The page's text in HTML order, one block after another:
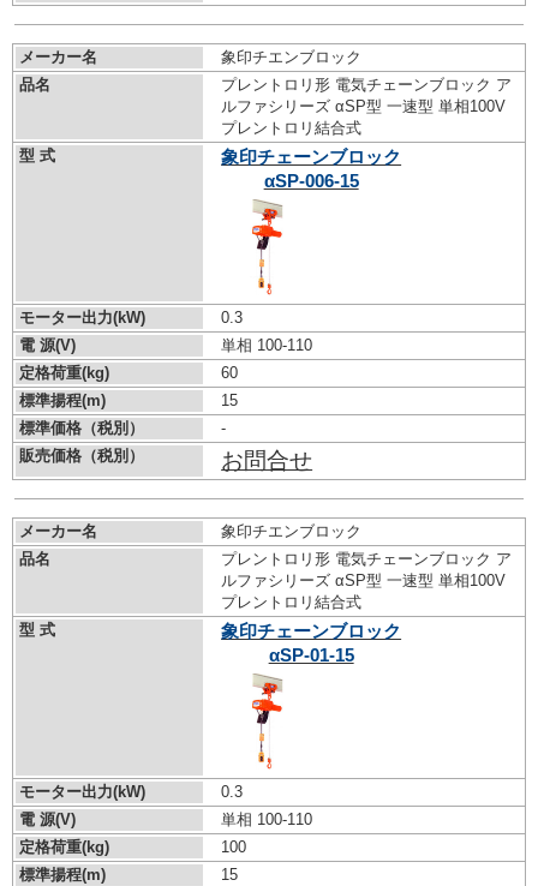
メーカー名
象印チエンブロック
品名
プレントロリ形 電気チェーンブロック ア
ルファシリーズ αSP型 一速型 単相100V
プレントロリ結合式
型 式
象印チェーンブロック
αSP-006-15
モーター出力(kW)
0.3
電 源(V)
単相 100-110
定格荷重(kg)
60
標準揚程(m)
15
標準価格（税別）
-
販売価格（税別）
お問合せ
メーカー名
象印チエンブロック
品名
プレントロリ形 電気チェーンブロック ア
ルファシリーズ αSP型 一速型 単相100V
プレントロリ結合式
型 式
象印チェーンブロック
αSP-01-15
モーター出力(kW)
0.3
電 源(V)
単相 100-110
定格荷重(kg)
100
標準揚程(m)
15